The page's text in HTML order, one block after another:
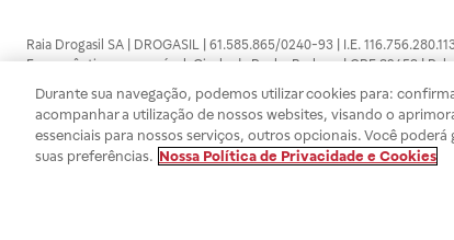
Raia Drogasil SA | DROGASIL | 61.585.865/0240-93 | I.E.
Farmacêutico responsável: Gisele da Penha Barbosa | CRF 89453 |
automedicação e não substituem, em hipótese alguma, as
persistirem os sintomas, um médico deverá ser consultado. Os
SA trabalha com as tecnologias mais avançadas de proteção de
efetuados estão sujeitos à confirmação da disponibilidade de produto
Durante sua navegação, podemos utilizar cookies para:
acompanhar a utilização de nossos websites, visando o
essenciais para nossos serviços, outros opcionais. Você
suas preferências. Nossa Política de Privacidade e Cookies